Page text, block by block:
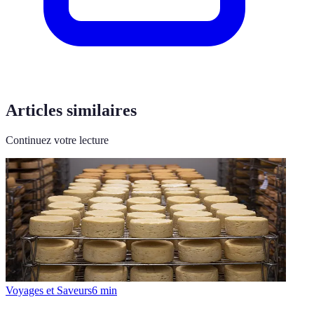
Articles similaires
Continuez votre lecture
Voyages et Saveurs6 min